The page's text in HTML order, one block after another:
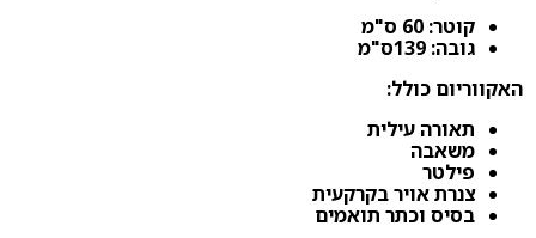
קוטר: 60 ס"מ
גובה: 139ס"מ
האקווריום כולל:
תאורה עילית
משאבה
פילטר
צנרת אויר בקרקעית
בסיס וכתר תואמים